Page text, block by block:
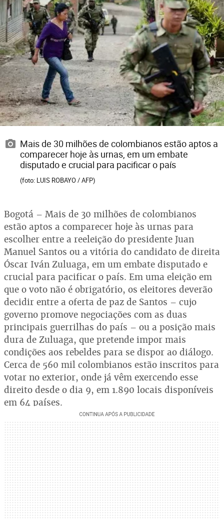
Mais de 30 milhões de colombianos estão aptos a
comparecer hoje às urnas, em um embate
disputado e crucial para pacificar o país
(foto: LUIS ROBAYO / AFP)
Bogotá – Mais de 30 milhões de colombianos
estão aptos a comparecer hoje às urnas para
escolher entre a reeleição do presidente Juan
Manuel Santos ou a vitória do candidato de direita
Óscar Iván Zuluaga, em um embate disputado e
crucial para pacificar o país. Em uma eleição em
que o voto não é obrigatório, os eleitores deverão
decidir entre a oferta de paz de Santos – cujo
governo promove negociações com as duas
principais guerrilhas do país – ou a posição mais
dura de Zuluaga, que pretende impor mais
condições aos rebeldes para se dispor ao diálogo.
Cerca de 560 mil colombianos estão inscritos para
votar no exterior, onde já vêm exercendo esse
direito desde o dia 9, em 1.890 locais disponíveis
em 64 países.